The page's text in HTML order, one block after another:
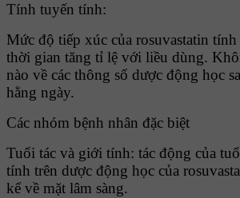
Tính tuyến tính:
Mức độ tiếp xúc của rosuvastatin
thời gian tăng tỉ lệ với liều dùng.
nào về các thông số dược động học
hằng ngày.
Các nhóm bệnh nhân đặc biệt
Tuổi tác và giới tính: tác động của
tính trên dược động học của
kể về mặt lâm sàng.